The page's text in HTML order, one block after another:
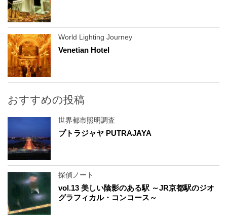
World Lighting Journey
Venetian Hotel
おすすめの投稿
世界都市照明調査
プトラジャヤ PUTRAJAYA
探偵ノート
vol.13 美しい陰影のある駅 ～JR京都駅のジオ
グラフィカル・コンコース～